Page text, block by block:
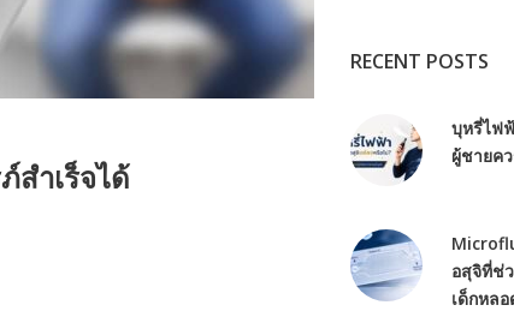
สำเร็จได้
RECENT POSTS
บุหรี่ไฟ
ผู้ชายค
อสุจิที่ช่
เด็กหลอ